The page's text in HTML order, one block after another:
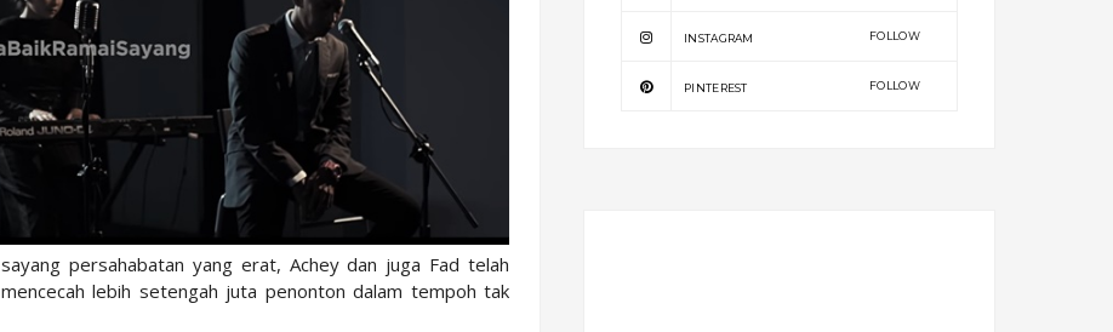
persahabatan yang erat, Achey dan juga Fad telah
lebih setengah juta penonton dalam tempoh tak
INSTAGRAM FOLLOW
PINTEREST FOLLOW